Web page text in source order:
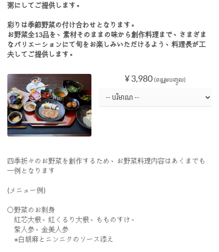
粥にしてご提供します。
彩りは季節野菜の付け合わせとなります。
お野菜全13品を、素材そのままの味から創作料理まで、さまざま
なバリエーションにて旬をお楽しみいただけるよう、料理長が工
夫してご提供します。
¥ 3,980 (ពន្ធរួមបញ្ចូល)
四季折々のお野菜を創作するため、お野菜料理内容はあくまでも
一例となります
(メニュー例)
〇野菜のお刺身
紅芯大根、紅くるり大根、もものすけ、
紫人参、金美人参
※白胡麻とニンニクのソース添え